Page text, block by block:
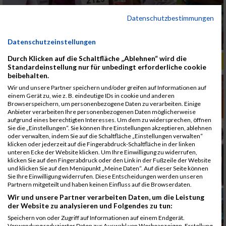
ALBUM B2RUN MÜNCHEN, B2RUN / 16.07.2019
Datenschutzbestimmungen
Datenschutzeinstellungen
Durch Klicken auf die Schaltfläche „Ablehnen“ wird die
Standardeinstellung nur für unbedingt erforderliche cookie
beibehalten.
Wir und unsere Partner speichern und/oder greifen auf Informationen auf
einem Gerät zu, wie z. B. eindeutige IDs in cookie und anderen
Browserspeichern, um personenbezogene Daten zu verarbeiten. Einige
Anbieter verarbeiten Ihre personenbezogenen Daten möglicherweise
aufgrund eines berechtigten Interesses. Um dem zu widersprechen, öffnen
Sie die „Einstellungen“. Sie können Ihre Einstellungen akzeptieren, ablehnen
oder verwalten, indem Sie auf die Schaltfläche „Einstellungen verwalten“
klicken oder jederzeit auf die Fingerabdruck-Schaltfläche in der linken
unteren Ecke der Website klicken. Um Ihre Einwilligung zu widerrufen,
klicken Sie auf den Fingerabdruck oder den Link in der Fußzeile der Website
und klicken Sie auf den Menüpunkt „Meine Daten“. Auf dieser Seite können
Sie Ihre Einwilligung widerrufen. Diese Entscheidungen werden unseren
Partnern mitgeteilt und haben keinen Einfluss auf die Browserdaten.
Wir und unsere Partner verarbeiten Daten, um die Leistung
der Website zu analysieren und Folgendes zu tun:
Speichern von oder Zugriff auf Informationen auf einem Endgerät.
Verwendung reduzierter Daten zur Auswahl von Werbeanzeigen. Erstellung